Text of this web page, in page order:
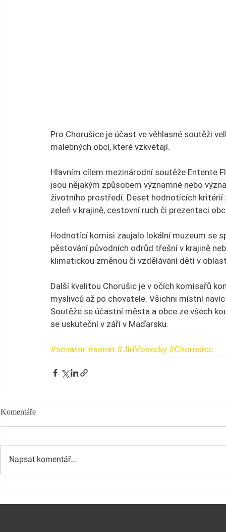
Pro Chorušice je účast ve věhlasné soutěži
malebných obcí, které vzkvétají.
Hlavním cílem mezinárodní soutěže Entente
jsou nějakým způsobem významné nebo
životního prostředí. Deset hodnotících kritérií
zeleň v krajině, cestovní ruch či prezentaci
Hodnotící komisi zaujalo lokální muzeum se
pěstování původních odrůd třešní v krajině
klimatickou změnou či vzdělávání dětí v
Další kvalitou Chorušic je v očích komisařů
myslivců až po chovatele. Všichni místní
Soutěže se účastní města a obce ze všech
se uskuteční v září v Maďarsku.
#senator #senat #JiriVosecky #Chorusice
Komentáře
Napsat komentář...